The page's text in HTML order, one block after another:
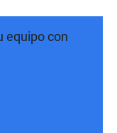
equipo con